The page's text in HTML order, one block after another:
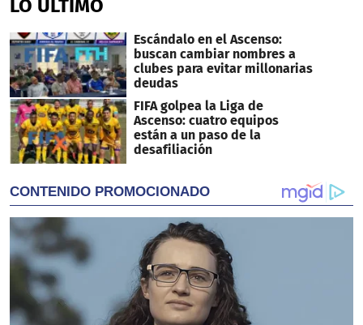
25
LO ÚLTIMO
Escándalo en el Ascenso:
buscan cambiar nombres a
clubes para evitar millonarias
deudas
FIFA golpea la Liga de
Ascenso: cuatro equipos
están a un paso de la
desafiliación